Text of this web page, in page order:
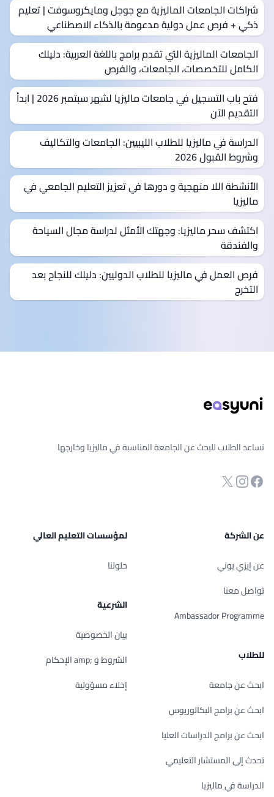
شراكات الجامعات الماليزية مع جوجل ومايكروسوفت | تعليم
ذكي + فرص عمل دولية مدعومة بالذكاء الاصطناعي
الجامعات الماليزية التي تقدم برامج باللغة العربية: دليلك
الكامل للتخصصات، الجامعات، والفرص
فتح باب التسجيل في جامعات ماليزيا لشهر سبتمبر 2026 | ابدأ
التقديم الآن
الدراسة في ماليزيا للطلاب الليبيين: الجامعات والتكاليف
وشروط القبول 2026
الأنشطة اللا منهجية و دورها في تعزيز التعليم الجامعي في
ماليزيا
اكتشف سحر ماليزيا: وجهتك الأمثل لدراسة مجال السياحة
والفندقة
فرص العمل في ماليزيا للطلاب الدوليين: دليلك للنجاح بعد
التخرج
نساعد الطلاب للبحث عن الجامعة المناسبة في ماليزيا وخارجها
صفحة الفيسبوك
انستجرام
Twitter
عن الشركة
عن إيزي يوني
تواصل معنا
Ambassador Programme
للطلاب
ابحث عن جامعة
ابحث عن برامج البكالوريوس
ابحث عن برامج الدراسات العليا
تحدث إلى المستشار التعليمي
الدراسة في ماليزيا
لمؤسسات التعليم العالي
حلولنا
الشرعية
بيان الخصوصية
الشروط و ;amp الإحكام
إخلاء مسؤولية